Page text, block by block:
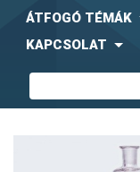
ÁTFOGÓ TÉMÁK
KAPCSOLAT